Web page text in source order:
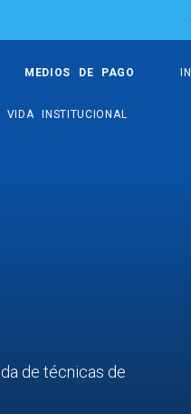
MEDIOS DE PAGO
VIDA INSTITUCIONAL
de técnicas de